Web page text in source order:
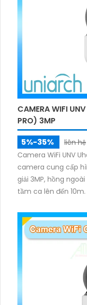
CAMERA WIFI
PRO) 3MP
5%-35%
liên hệ
Camera WiFi UNV
camera cung cấp
giải 3MP, hồng
tầm ca lên đến